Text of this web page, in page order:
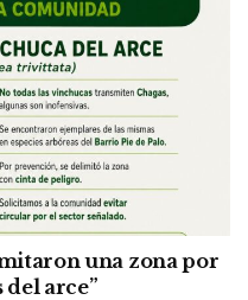
una zona por
del arce”